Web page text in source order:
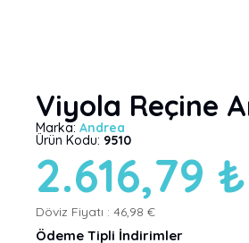
Viyola Reçine
Marka: Andrea
Ürün Kodu: 9510
2.616,79 ₺
Döviz Fiyatı : 46,98 €
Ödeme Tipli İndirimler